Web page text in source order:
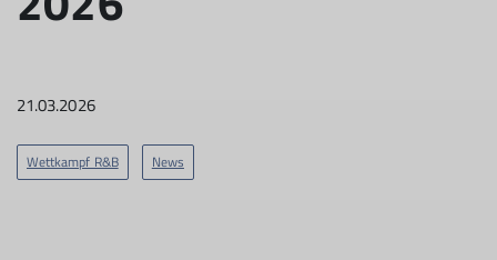
21.03.2026
Wettkampf R&B News